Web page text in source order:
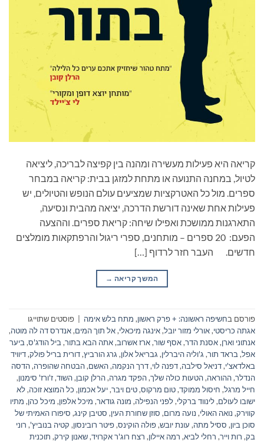
קריאה היא פעילות מעשירה ומהנה בין קפיצה לבריכה, ליציאה
לטיול, במחנה התנועה או מתחת למזגן בבית: קריאה במבחר
ספרים. מול כל האטרקציות שמציעים עולם הנופש והטיולים, יש
פעילות אחת שאינה דורשת הדרכה, יציאה מהבית ונסיעה,
התארגנות ממושכת ואפילו שיחה: קריאת ספרים. וההצעה
הפעם: 20 ספרים – מותחנים, ספרי ריגול והרפתקאות מומלצים
חדשים. העבר חזר לרדוף […]
המשך קריאה →
פורסם בחשיפה ראשונה: + פרק ראשון, מתח בלש אימה
פוסטים שתוייגו
אגתה כריסטי,אורלי מזור יובל,אינגה מיכאלי,אל תוך המים,אנדרס דה לה מוטה,
אנתוני וארן,אסנת הדר,אסף שור,ארז אשרוב,אתה הבא בתור,ביל הודג'ס,ביער
אפל,בראד תור, ג'וליה היברלין, גבריאל אלון, גרג הורביץ,דורית בריל פולק,דיוויד
באלדאצ'י,דניאל סילבה,דפנה לוי,דרך הנקמה,האשם,הבטחה שהופרה,הדסה
הנדלר,ההוראה,הטעות כולה שלך,הפקד מגרה,הרלן קובן,השוד,ז'ורז' סימנון,
חייל מרגל, חיסול ממוקד,טום מרקוס,טים ויבר,יעל אכמון, כל המוצא זוכה,לא
ישובו לעולם,לינווד ברקלי,לפני הנפילה, מונה גודאר, מיכל אלפון, מיכל כהן, מתיו
קווירק, נואה האולי, נועה מרום, סוזן שחורת העין, סטיבן קינג, סיפורו האמיתי של
סוכן ביון, ססיל מתה, עונת יובש,פולה הוקינס,פיטר רובינסון, קטיה בנוביץ', רוני
בק, רות וייר, רחלי לביא, רמה איילון, רצח רוג'ר אקרויד,שאנון קירק, תוכנית